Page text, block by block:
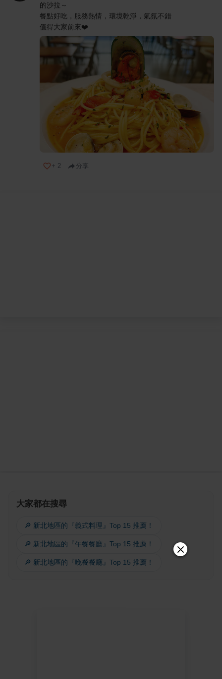
的沙拉～
餐點好吃，服務熱情，環境乾淨，氣氛不錯
值得大家前來❤️
+ 2 分享
大家都在搜尋
🔎 新北地區的『義式料理』Top 15 推薦！
🔎 新北地區的『午餐餐廳』Top 15 推薦！
🔎 新北地區的『晚餐餐廳』Top 15 推薦！